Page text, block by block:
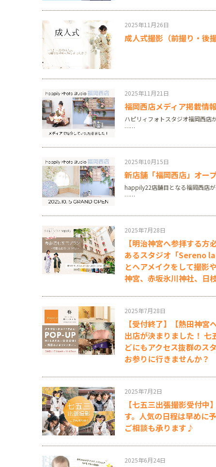
サンストリート浜北
愛知県
豊田浄水店
春
帝塚山店
福岡西店
2025年11月26日
成人式撮影（前撮り・後
2025年11月21日
福岡西店メディア掲載情
ハピリィフォトスタジオ福岡西店
……
2025年10月15日
新店舗「福岡西店」オー
happily22店舗目となる福岡西店
……
2025年7月28日
【明治神宮へ参拝する
あるスタジオ「Sereno
とヘアメイクをして撮影
神宮、赤坂氷川神社、日
2025年7月28日
【受付終了】【熱田神
出店が決まりました！
どにもアクセス抜群のス
お参りに行きませんか？
2025年7月2日
【七五三出張撮影受付
す。人気の日程は早めに
ご相談も承ります♪
2025年6月24日